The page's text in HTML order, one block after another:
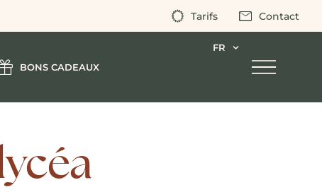
Tarifs Contact
BONS CADEAUX
FR